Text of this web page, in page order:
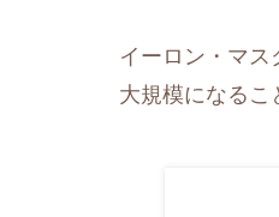
イーロン・マ
大規模になるこ